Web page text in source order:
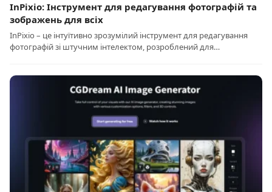
InPixio: Інструмент для редагування фотографій та
зображень для всіх
InPixio – це інтуїтивно зрозумілий інструмент для редагування
фотографій зі штучним інтелектом, розроблений для…